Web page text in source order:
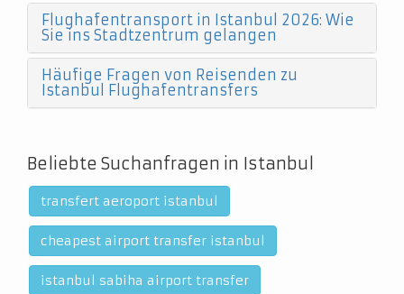
Flughafentransport in Istanbul 2026: Wie
Sie ins Stadtzentrum gelangen
Häufige Fragen von Reisenden zu
Istanbul Flughafentransfers
Beliebte Suchanfragen in Istanbul
transfert aeroport istanbul
cheapest airport transfer istanbul
istanbul sabiha airport transfer